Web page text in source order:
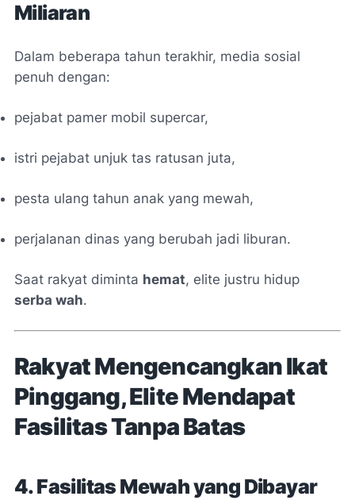
Miliaran
Dalam beberapa tahun terakhir, media sosial
penuh dengan:
pejabat pamer mobil supercar,
istri pejabat unjuk tas ratusan juta,
pesta ulang tahun anak yang mewah,
perjalanan dinas yang berubah jadi liburan.
Saat rakyat diminta hemat, elite justru hidup
serba wah.
Rakyat Mengencangkan Ikat
Pinggang, Elite Mendapat
Fasilitas Tanpa Batas
4. Fasilitas Mewah yang Dibayar